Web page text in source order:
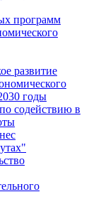
программ
развитие
годы
содействию в